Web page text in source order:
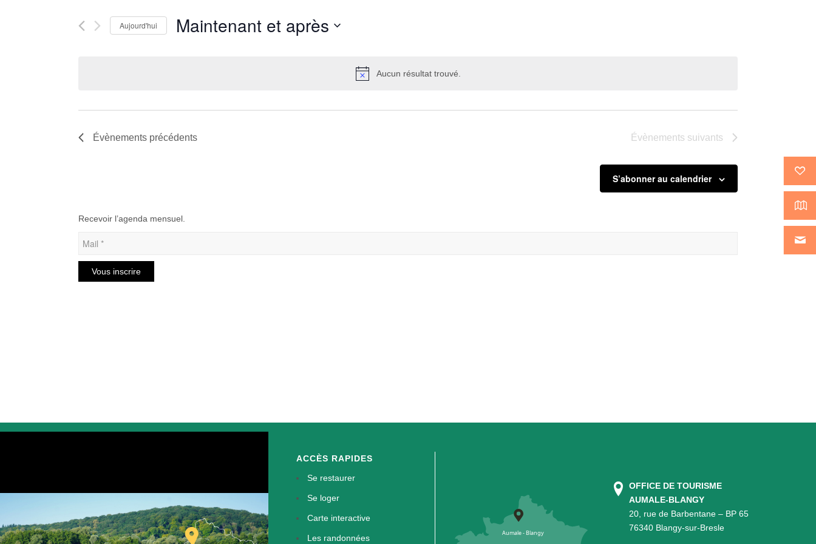
Aucun résultat trouvé.
de
vues
ÉvènementsAujourd'hui Maintenant et après
Évènements précédents Évènements suivants
S’abonner au calendrier
Recevoir l’agenda mensuel.
ACCÈS RAPIDES
Se restaurer
Se loger
Carte interactive
Les randonnées
OFFICE DE TOURISME
AUMALE-BLANGY
20, rue de Barbentane – BP 65
76340 Blangy-sur-Bresle